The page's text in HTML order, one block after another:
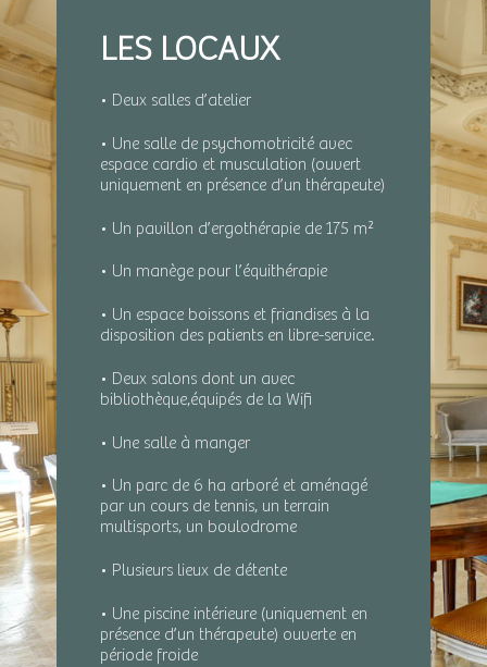
LES LOCAUX
• Deux salles d’atelier
• Une salle de psychomotricité avec
espace cardio et musculation (ouvert
uniquement en présence d’un thérapeute)
• Un pavillon d’ergothérapie de 175 m²
• Un manège pour l’équithérapie
• Un espace boissons et friandises à la
disposition des patients en libre-service.
• Deux salons dont un avec
bibliothèque,équipés de la Wifi
• Une salle à manger
• Un parc de 6 ha arboré et aménagé
par un cours de tennis, un terrain
multisports, un boulodrome
• Plusieurs lieux de détente
• Une piscine intérieure (uniquement en
présence d’un thérapeute) ouverte en
période froide